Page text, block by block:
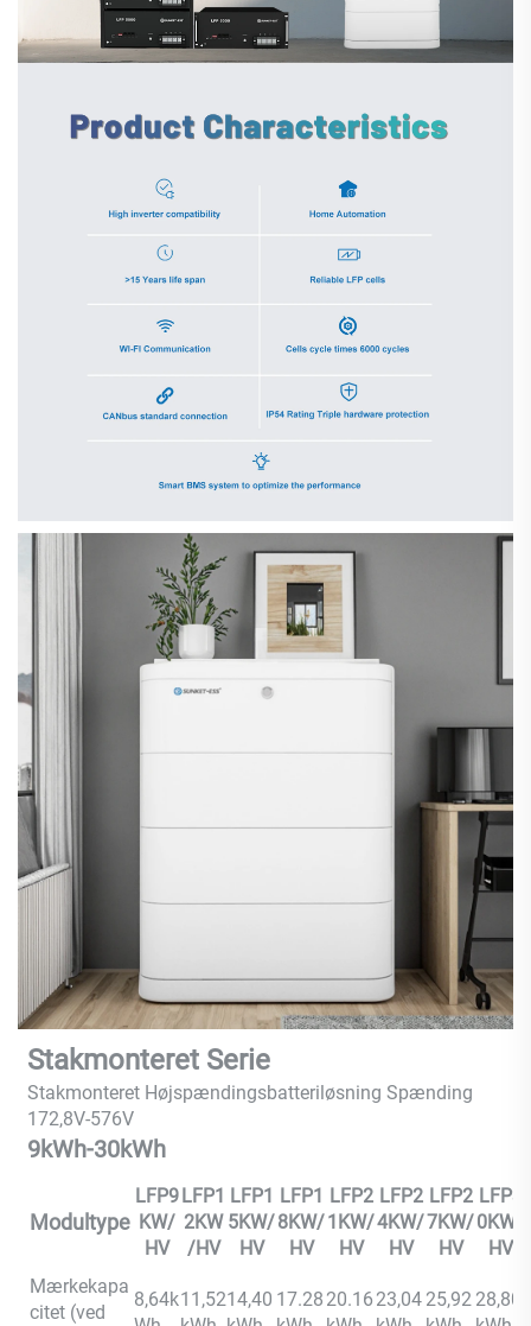
Stakmonteret Serie
Stakmonteret Højspændingsbatteriløsning Spænding
172,8V-576V
9kWh-30kWh
Modultype
LFP9
KW/
HV
LFP1
2KW
/HV
LFP1
5KW/
HV
LFP1
8KW/
HV
LFP2
1KW/
HV
LFP2
4KW/
HV
LFP2
7KW/
HV
LFP3
0KW/
HV
Mærkekapa
citet (ved
8,64k11,5214,40 17.28 20.16 23,04 25,92 28,80